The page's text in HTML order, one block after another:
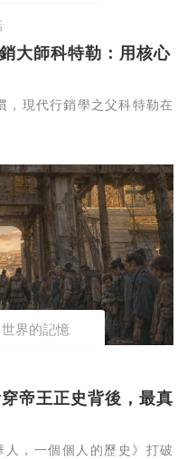
大師科特勒：用核心
，現代行銷學之父科特勒在
世界的記憶
帝王正史背後，最真
，一個個人的歷史》打破